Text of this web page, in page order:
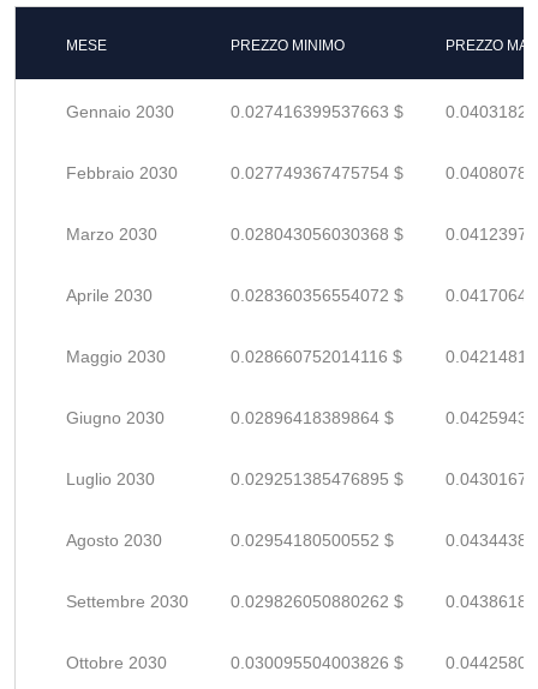
MESE PREZZO MINIMO PREZZO
Gennaio 2030 0.027416399537663 $
Febbraio 2030 0.027749367475754 $
Marzo 2030 0.028043056030368 $
Aprile 2030 0.028360356554072 $
Maggio 2030 0.028660752014116 $
Giugno 2030 0.02896418389864 $
Luglio 2030 0.029251385476895 $
Agosto 2030 0.02954180500552 $
Settembre 2030 0.029826050880262 $
Ottobre 2030 0.030095504003826 $